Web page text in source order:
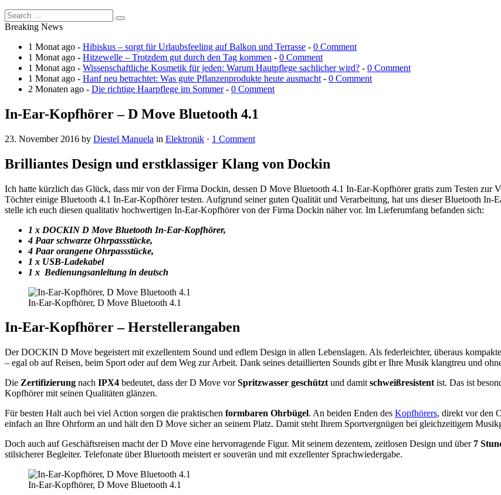
Breaking News
1 Monat ago - Hibiskus – sorgt für Urlaubsfeeling auf Balkon und Terrasse - 0 Comment
1 Monat ago - Hitzewelle – Trotzdem gut durch den Tag kommen - 0 Comment
1 Monat ago - Wissenschaftliche Kosmetik für jeden: Warum Hautpflege sachlicher wird? - 0 Comment
1 Monat ago - Hanf neu betrachtet: Was gute Pflanzenprodukte heute ausmacht - 0 Comment
2 Monaten ago - Die richtige Haarpflege im Sommer- 0 Comment
In-Ear-Kopfhörer – D Move Bluetooth 4.1
23. November 2016 by Diestel Manuela in Elektronik · 1 Comment
Brilliantes Design und erstklassiger Klang von Dockin
Ich hatte kürzlich das Glück, dass mir von der Firma Dockin, dessen D Move Bluetooth 4.1 In-Ear-Kopfhörer gratis zum Testen zur
Töchter einige Bluetooth 4.1 In-Ear-Kopfhörer testen. Aufgrund seiner guten Qualität und Verarbeitung, hat uns dieser Bluetooth
stelle ich euch diesen qualitativ hochwertigen In-Ear-Kopfhörer von der Firma Dockin näher vor. Im Lieferumfang befanden sich:
1 x DOCKIN D Move Bluetooth In-Ear-Kopfhörer,
4 Paar schwarze Ohrpassstücke,
4 Paar orangene Ohrpassstücke,
1 x USB-Ladekabel
1 x Bedienungsanleitung in deutsch
In-Ear-Kopfhörer, D Move Bluetooth 4.1
In-Ear-Kopfhörer – Herstellerangaben
Der DOCKIN D Move begeistert mit exzellentem Sound und edlem Design in allen Lebenslagen. Als federleichter, überaus
– egal ob auf Reisen, beim Sport oder auf dem Weg zur Arbeit. Dank seines detaillierten Sounds gibt er Ihre Musik klangtreu und
Die Zertifizierung nach IPX4 bedeutet, dass der D Move vorSpritzwasser geschützt und damit schweißresistent ist. Das ist
Kopfhörer mit seinen Qualitäten glänzen.
Für besten Halt auch bei viel Action sorgen die praktischen formbaren Ohrbügel. An beiden Enden des Kopfhörers, direkt vor den
einfach an Ihre Ohrform an und hält den D Move sicher an seinem Platz. Damit steht Ihrem Sportvergnügen bei gleichzeitigem
Doch auch auf Geschäftsreisen macht der D Move eine hervorragende Figur. Mit seinem dezentem, zeitlosen Design und über 7
stilsicherer Begleiter. Telefonate über Bluetooth meistert er souverän und mit exzellenter Sprachwiedergabe.
In-Ear-Kopfhörer, D Move Bluetooth 4.1